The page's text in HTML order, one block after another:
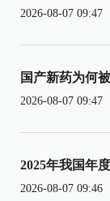
2026-08-07 09:47
国产新药为何
2026-08-07 09:47
2025年我国年
2026-08-07 09:46